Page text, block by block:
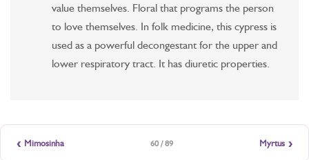
value themselves. Floral that programs the person
to love themselves. In folk medicine, this cypress is
used as a powerful decongestant for the upper and
lower respiratory tract. It has diuretic properties.
‹ Mimosinha 60 / 89 Myrtus ›